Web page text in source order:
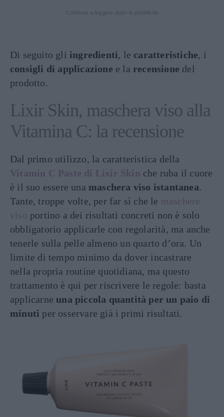
Di seguito gli ingredienti, le caratteristiche, i
consigli di applicazione e la recensione del
prodotto.
Lixir Skin, maschera viso alla
Vitamina C: la recensione
Dal primo utilizzo, la caratteristica della
Vitamin C Paste di Lixir Skin che ruba il cuore
è il suo essere una maschera viso istantanea.
Tante, troppe volte, per far sì che le maschere
viso portino a dei risultati concreti non è solo
obbligatorio applicarle con regolarità, ma anche
tenerle sulla pelle almeno un quarto d’ora. Un
limite di tempo minimo da dover incastrare
nella propria routine quotidiana, ma questo
trattamento è qui per riscrivere le regole: basta
applicarneuna piccola quantità per un paio di
minuti per osservare già i primi risultati.